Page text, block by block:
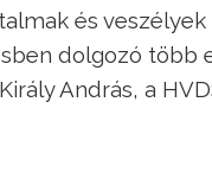
és
dolgozó több
András, a